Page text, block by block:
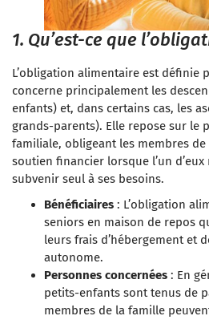
1. Qu’est-ce que
L’obligation alimentaire est définie
concerne principalement les
enfants) et, dans certains cas, les
grands-parents). Elle repose sur le
familiale, obligeant les membres
soutien financier lorsque l’un d’eux
subvenir seul à ses besoins.
Bénéficiaires : L’obligation
seniors en maison de repos
leurs frais d’hébergement et
autonome.
Personnes concernées : En
petits-enfants sont tenus de
membres de la famille